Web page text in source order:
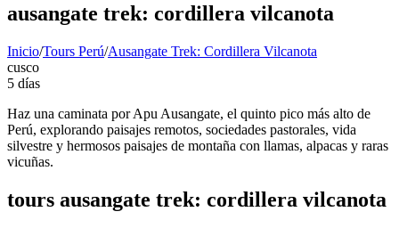
ausangate trek: cordillera vilcanota
Inicio/Tours Perú/Ausangate Trek: Cordillera Vilcanota
cusco
5 días
Haz una caminata por Apu Ausangate, el quinto pico más alto de
Perú, explorando paisajes remotos, sociedades pastorales, vida
silvestre y hermosos paisajes de montaña con llamas, alpacas y raras
vicuñas.
tours ausangate trek: cordillera vilcanota